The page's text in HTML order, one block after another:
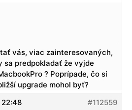
vás, viac zainteresovaných,
sa predpokladať že vyjde
? Poprípade, čo si
upgrade mohol byť?
22:48
#112559